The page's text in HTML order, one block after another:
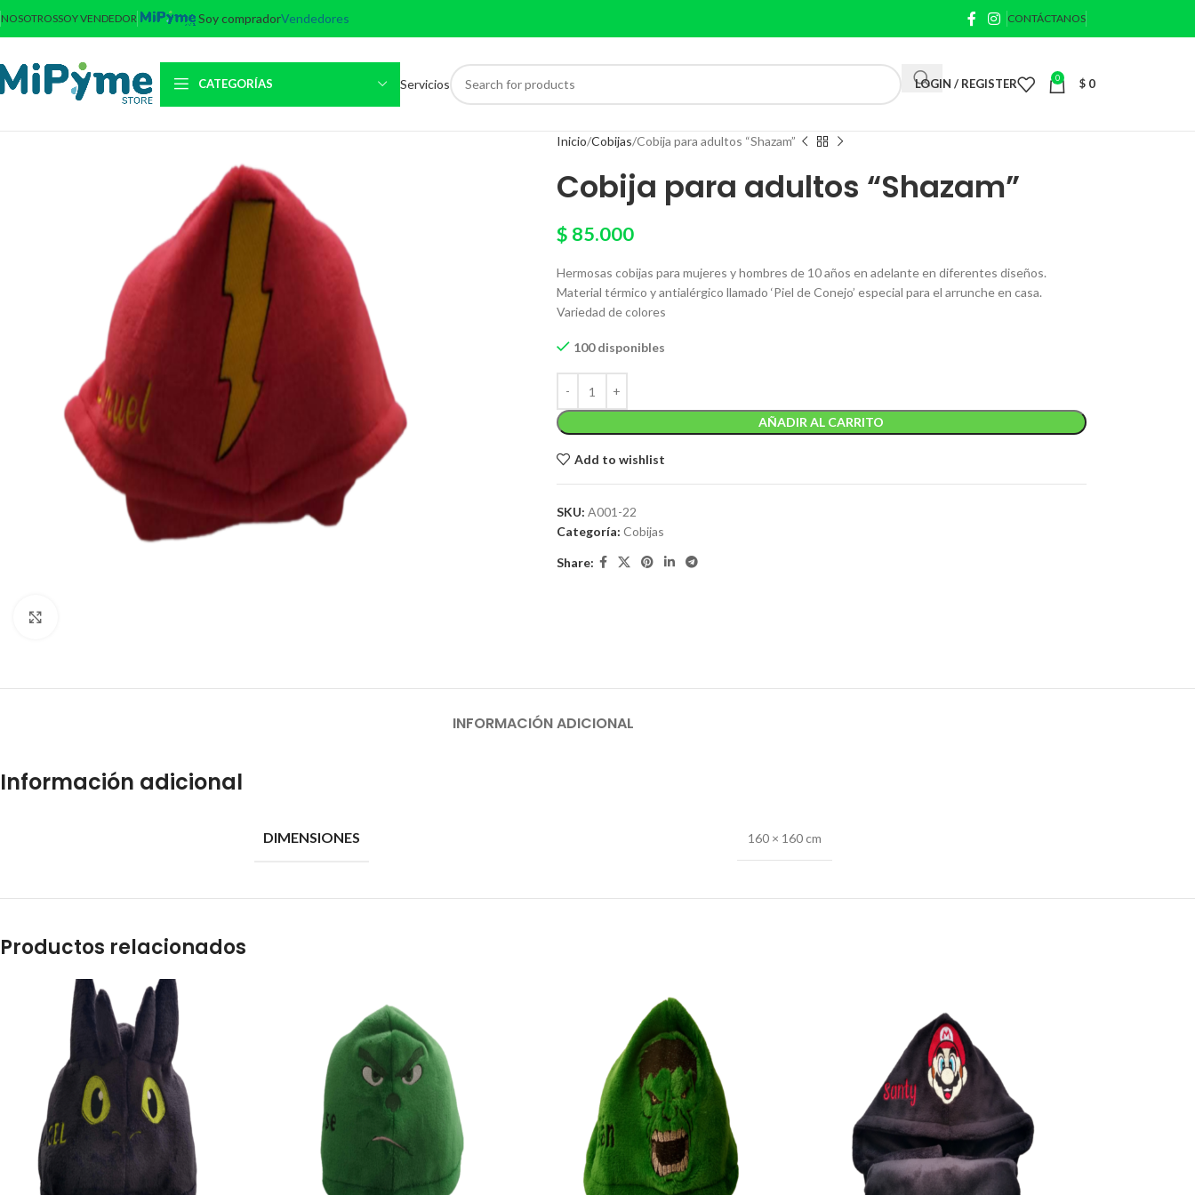
NOSOTROSSOY VENDEDOR Soy compradorVendedores CONTÁCTANOS
CATEGORÍAS Servicios LOGIN / REGISTER 0 $ 0
Inicio Cobijas Cobija para adultos “Shazam”
Cobija para adultos “Shazam”
$ 85.000
Hermosas cobijas para mujeres y hombres de 10 años en adelante en diferentes diseños.
Material térmico y antialérgico llamado ‘Piel de Conejo’ especial para el arrunche en casa.
Variedad de colores
100 disponibles
AÑADIR AL CARRITO
Add to wishlist
SKU: A001-22
Categoría: Cobijas
Share:
INFORMACIÓN ADICIONAL
Información adicional
DIMENSIONES 160 × 160 cm
Productos relacionados